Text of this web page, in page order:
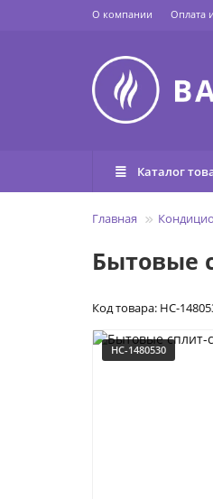
О компании Оплата
Каталог
Главная
Бытовые
Код товара: НС-
НС-1480530